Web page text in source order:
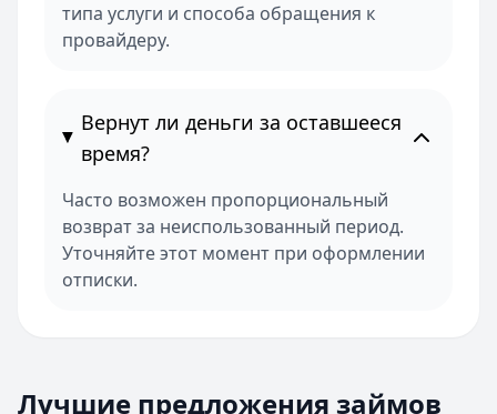
типа услуги и способа обращения к
провайдеру.
Вернут ли деньги за оставшееся
время?
Часто возможен пропорциональный
возврат за неиспользованный период.
Уточняйте этот момент при оформлении
отписки.
Лучшие предложения займов